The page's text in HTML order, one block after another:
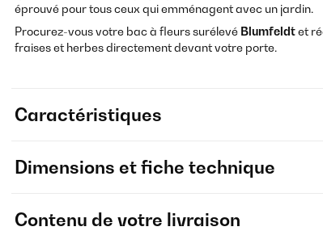
éprouvé pour tous ceux qui emménagent avec un jardin.
Procurez-vous votre bac à fleurs surélevé Blumfeldtet
fraises et herbes directement devant votre porte.
Caractéristiques
Dimensions et fiche technique
Contenu de votre livraison